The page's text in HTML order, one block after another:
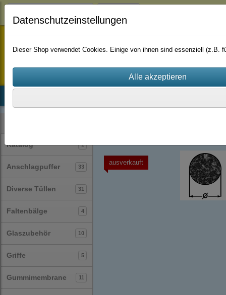
staufenbiel-berlin
Katalog 1
Anschlagpuffer 33
Diverse Tüllen 31
Faltenbälge 4
Glaszubehör 10
Griffe 5
Gummimembrane 11
ausverkauft
Datenschutzeinstellungen
Dieser Shop verwendet Cookies. Einige von ihnen sind essenziell (z.B.